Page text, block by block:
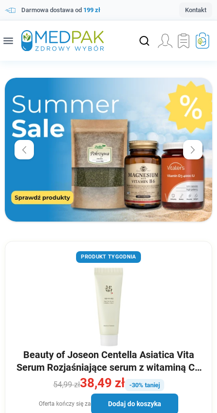
Darmowa dostawa od 199 zł Kontakt
menu
PRODUKT TYGODNIA
Beauty of Joseon Centella Asiatica Vita
Serum Rozjaśniające serum z witaminą C -
10 ml
54,99 zł38,49 zł -30% taniej
Oferta kończy się za Dodaj do koszyka